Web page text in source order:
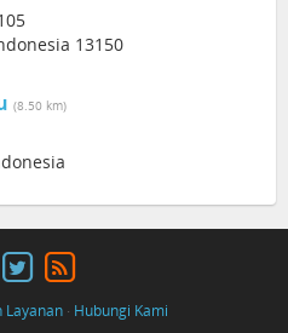
13150
(8.50 km)
Layanan· Hubungi Kami